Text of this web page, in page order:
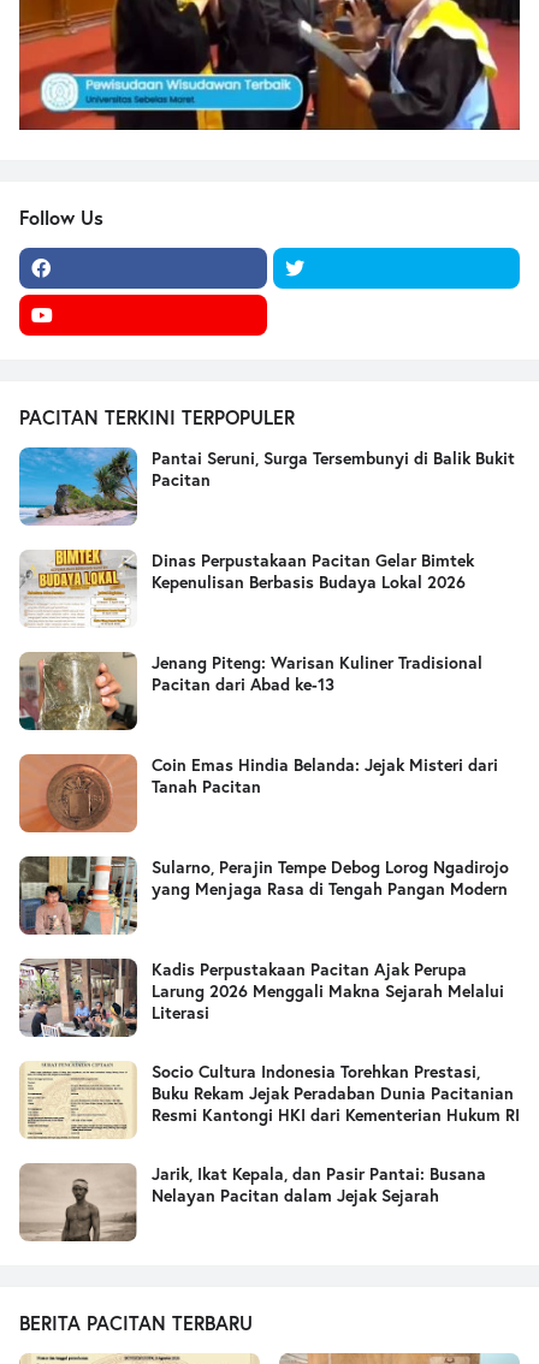
Follow Us
PACITAN TERKINI TERPOPULER
Pantai Seruni, Surga Tersembunyi di Balik Bukit
Pacitan
Dinas Perpustakaan Pacitan Gelar Bimtek
Kepenulisan Berbasis Budaya Lokal 2026
Jenang Piteng: Warisan Kuliner Tradisional
Pacitan dari Abad ke-13
Coin Emas Hindia Belanda: Jejak Misteri dari
Tanah Pacitan
Sularno, Perajin Tempe Debog Lorog Ngadirojo
yang Menjaga Rasa di Tengah Pangan Modern
Kadis Perpustakaan Pacitan Ajak Perupa
Larung 2026 Menggali Makna Sejarah Melalui
Literasi
Socio Cultura Indonesia Torehkan Prestasi,
Buku Rekam Jejak Peradaban Dunia Pacitanian
Resmi Kantongi HKI dari Kementerian Hukum RI
Jarik, Ikat Kepala, dan Pasir Pantai: Busana
Nelayan Pacitan dalam Jejak Sejarah
BERITA PACITAN TERBARU